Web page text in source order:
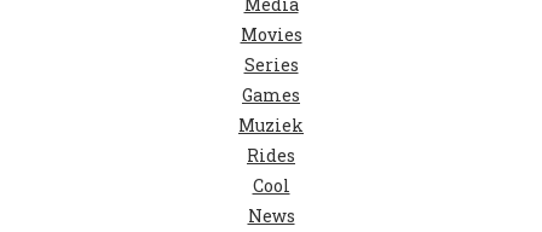
Movies
Series
Games
Muziek
Rides
Cool
News